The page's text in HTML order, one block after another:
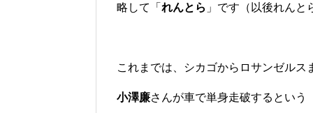
略して「 れんとら 」です（以後れんと
これまでは、シカゴからロサンゼルス
小澤廉さんが車で単身走破するという